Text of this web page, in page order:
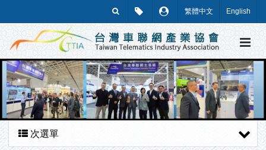
繁體中文 English
次選單